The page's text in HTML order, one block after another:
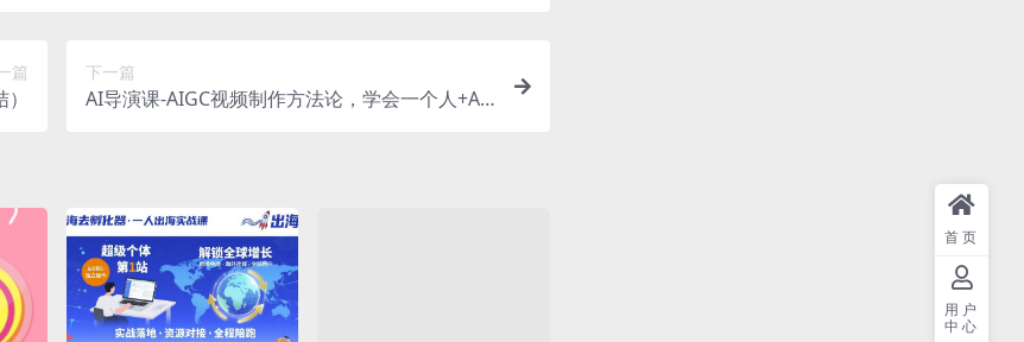
篇 下一篇
AI导演课-AIGC视频制作方法论，学会一个人+AI
首页
用户
中心